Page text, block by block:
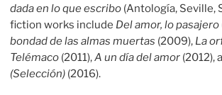
dada en lo que escribo (Antología, Seville,
fiction works include Del amor, lo pasajero
bondad de las almas muertas (2009), La
Telémaco (2011),A un día del amor (2012),
(Selección) (2016).